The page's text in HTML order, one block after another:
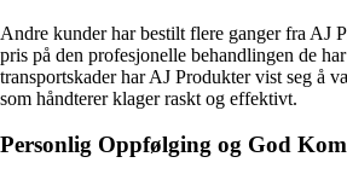
Andre kunder har bestilt flere ganger fra AJ
pris på den profesjonelle behandlingen de
transportskader har AJ Produkter vist seg å
som håndterer klager raskt og effektivt.
Personlig Oppfølging og God